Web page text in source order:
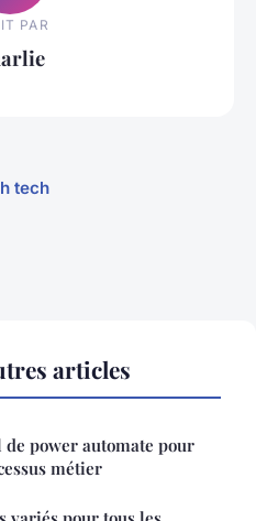
PAR
tech
articles
power automate pour
métier